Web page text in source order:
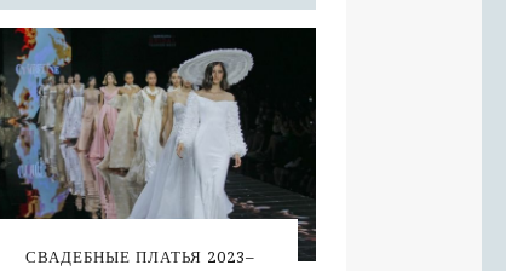
СВАДЕБНЫЕ ПЛАТЬЯ 2023–